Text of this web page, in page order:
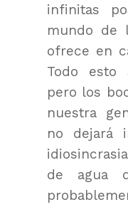
infinitas
mundo de
ofrece en
Todo esto
pero los
nuestra
no dejará
de agua